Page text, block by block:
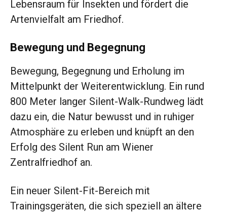
Lebensraum für Insekten und fördert die
Artenvielfalt am Friedhof.
Bewegung und Begegnung
Bewegung, Begegnung und Erholung im
Mittelpunkt der Weiterentwicklung. Ein rund
800 Meter langer Silent-Walk-Rundweg lädt
dazu ein, die Natur bewusst und in ruhiger
Atmosphäre zu erleben und knüpft an den
Erfolg des Silent Run am Wiener
Zentralfriedhof an.
Ein neuer Silent-Fit-Bereich mit
Trainingsgeräten, die sich speziell an ältere